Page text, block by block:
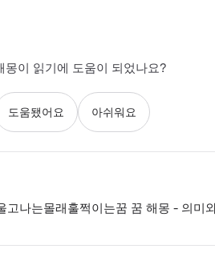
몽이 읽기에 도움이 되었나요?
도움됐어요 아쉬워요
나는몰래훌쩍이는꿈 꿈 해몽 - 의미